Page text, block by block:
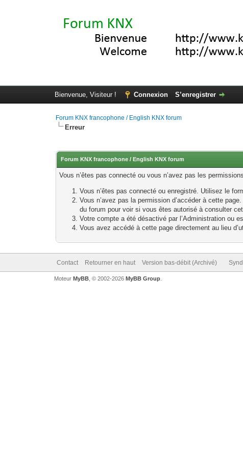
Bienvenue, Visiteur ! Connexion S’enregistrer
Forum KNX francophone / English KNX forum
Erreur
Forum KNX francophone / English KNX forum
Vous n’êtes pas connecté ou vous n’avez pas les
Vous n’êtes pas connecté ou enregistré. Utilisez le
Vous n’avez pas la permission d’accéder à cette
du forum pour voir si vous êtes autorisé à consulter
Votre compte a été désactivé par l’Administration ou
Vous avez accédé à cette page directement au lieu
Contact Retourner en haut Version bas-débit (Archivé)
Moteur MyBB, © 2002-2026 MyBB Group.